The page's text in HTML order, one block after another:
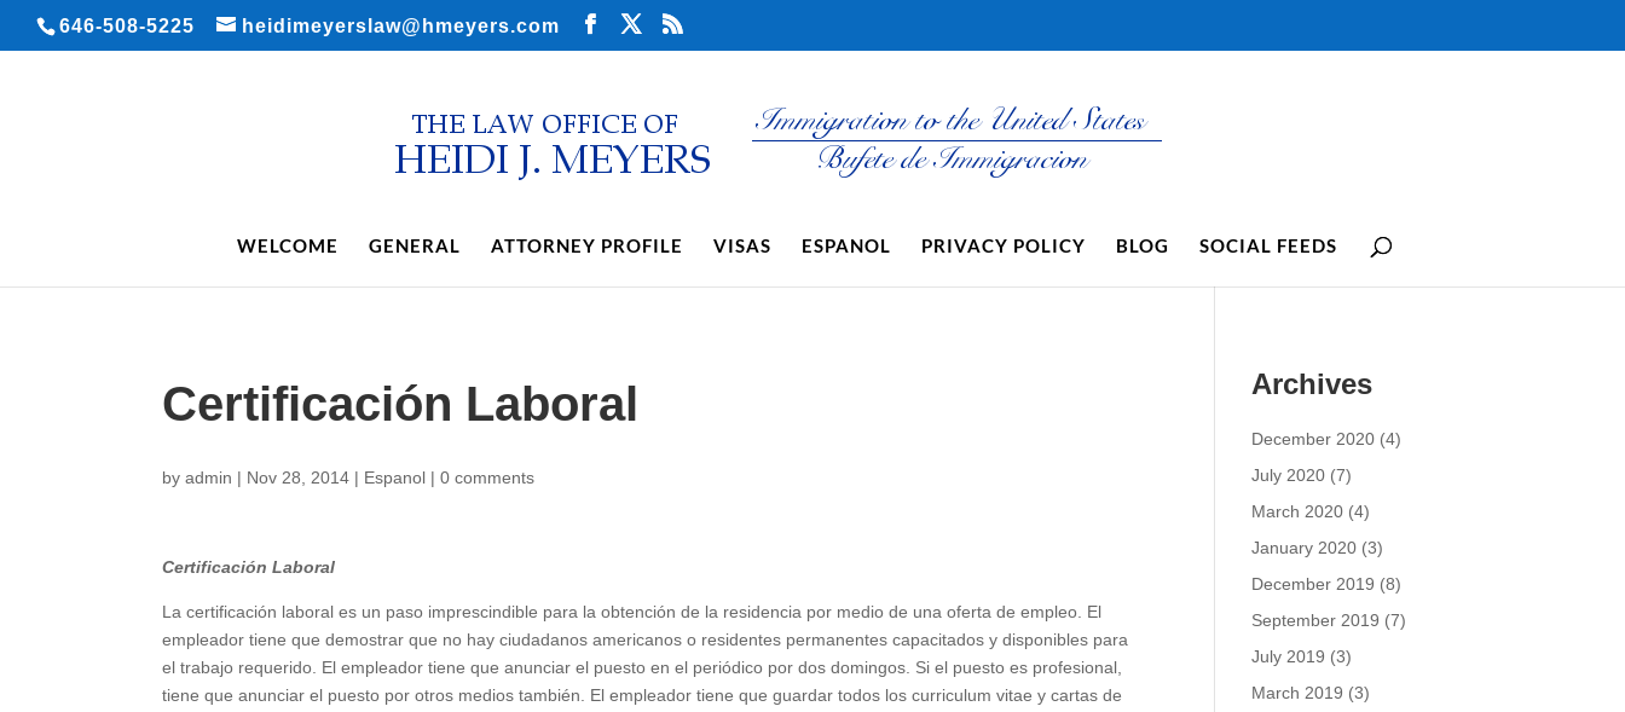
646-508-5225 heidimeyerslaw@hmeyers.com
WELCOME GENERAL ATTORNEY PROFILE VISAS ESPANOL PRIVACY POLICY BLOG SOCIAL FEEDS
Certificación Laboral
byadmin | Nov 28, 2014 | Espanol |0 comments
Certificación Laboral
La certificación laboral es un paso imprescindible para la obtención de la residencia por medio de una oferta de empleo. El
empleador tiene que demostrar que no hay ciudadanos americanos o residentes permanentes capacitados y disponibles para
el trabajo requerido. El empleador tiene que anunciar el puesto en el periódico por dos domingos. Si el puesto es profesional,
tiene que anunciar el puesto por otros medios también. El empleador tiene que guardar todos los curriculum vitae y cartas de
Archives
December 2020 (4)
July 2020 (7)
March 2020 (4)
January 2020 (3)
December 2019 (8)
September 2019 (7)
July 2019 (3)
March 2019 (3)